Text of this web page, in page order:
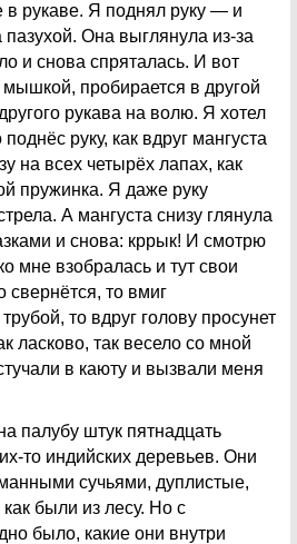
рукаве. Я поднял руку — и
пазухой. Она выглянула из-за
и снова спряталась. И вот
пробирается в другой
рукава на волю. Я хотел
руку, как вдруг мангуста
на всех четырёх лапах, как
пружинка. Я даже руку
А мангуста снизу глянула
и снова: кррык! И смотрю
мне взобралась и тут свои
свернётся, то вмиг
то вдруг голову просунет
ласково, так весело со мной
в каюту и вызвали меня
палубу штук пятнадцать
то индийских деревьев. Они
сучьями, дуплистые,
были из лесу. Но с
было, какие они внутри